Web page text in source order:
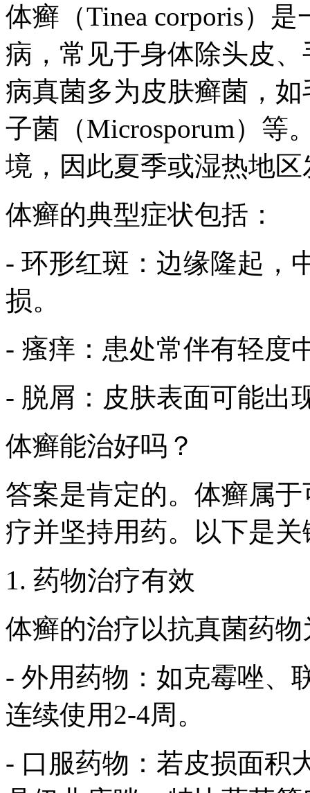
体癣（Tinea corporis）
病，常见于身体除头皮
病真菌多为皮肤癣菌，
子菌（Microsporum）等
境，因此夏季或湿热地
体癣的典型症状包括：
- 环形红斑：边缘隆起，
损。
- 瘙痒：患处常伴有轻度
- 脱屑：皮肤表面可能出
体癣能治好吗？
答案是肯定的。体癣属
疗并坚持用药。以下是
1. 药物治疗有效
体癣的治疗以抗真菌药
- 外用药物：如克霉唑、
连续使用2-4周。
- 口服药物：若皮损面积